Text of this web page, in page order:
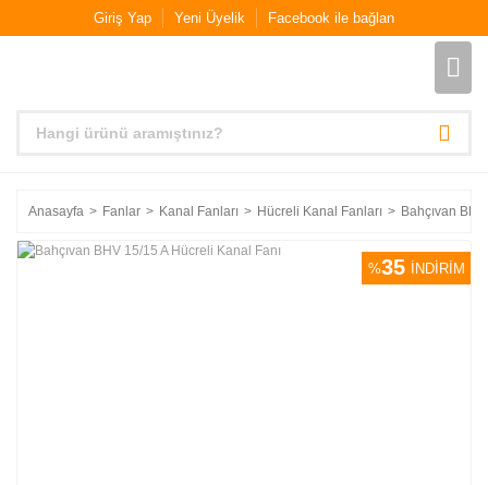
Giriş Yap Yeni Üyelik Facebook ile bağlan
Anasayfa Fanlar Kanal Fanları Hücreli Kanal Fanları Bahçıvan
%35 İNDİRİM